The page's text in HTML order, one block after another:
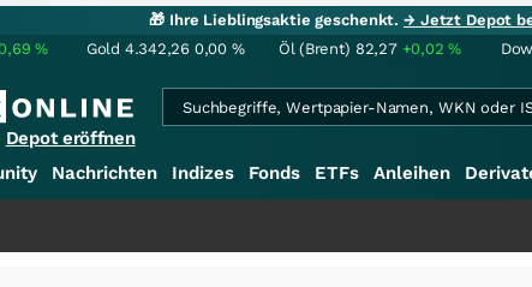
🎁 Ihre Lieblingsaktie geschenkt.→ Jetzt Depot
% Gold 4.342,26 0,00 % Öl (Brent) 82,27 +0,02%
Depot eröffnen
Nachrichten Indizes Fonds ETFs Anleihen